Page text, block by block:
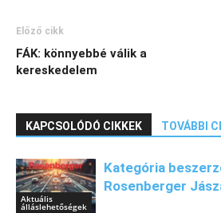
Előző cikk
FÁK: könnyebbé válik a
kereskedelem
KAPCSOLÓDÓ CIKKEK TOVÁBBI
Aktuális
álláslehetőségek
Kategória
Rosenberger